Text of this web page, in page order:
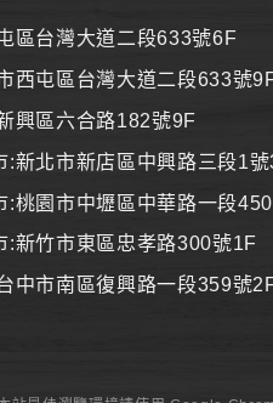
區台灣大道二段633號6F
西屯區台灣大道二段633號
興區六合路182號9F
:新北市新店區中興路三段1
:桃園市中壢區中華路一段
:新竹市東區忠孝路300號1F
中市南區復興路一段359號